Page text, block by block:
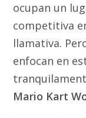
ocupan un
competitiva
llamativa.
enfocan en
Mario Kart